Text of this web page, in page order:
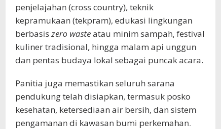
penjelajahan (cross country), teknik
kepramukaan (tekpram), edukasi lingkungan
berbasis zero wasteatau minim sampah, festival
kuliner tradisional, hingga malam api unggun
dan pentas budaya lokal sebagai puncak acara.
Panitia juga memastikan seluruh sarana
pendukung telah disiapkan, termasuk posko
kesehatan, ketersediaan air bersih, dan sistem
pengamanan di kawasan bumi perkemahan.